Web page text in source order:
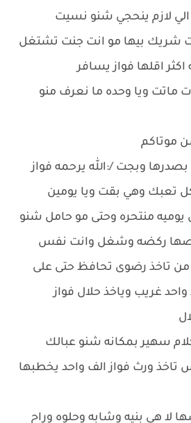
الي لازم ينحجي شنو نسيت
شريك بيها مو انت جنت تشتغل
اكثر اقلها فواز يسافر
ماتت ويا وحده ما نعرف منو
موتاكم
وبجت /:الله يرحمه فواز
تعبك وهي بقت ويا يومين
منتحره وحتى مو حامل شنو
ركضه وشغل وانت نفس
من تاخذ رضوى تحافظ حتى على
غريب وياخذ حلال فواز
سهير بمكانه شنو عبالك
تاخذ ورث فواز الف واحد يخطبها
هي بنيه وشابه وحلوه وراح